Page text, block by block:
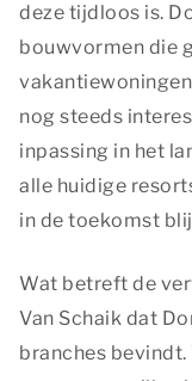
deze tijdloos is.
bouwvormen die
nog steeds
inpassing in het
alle huidige
in de toekomst
Wat betreft de
Van Schaik dat
branches bevindt.